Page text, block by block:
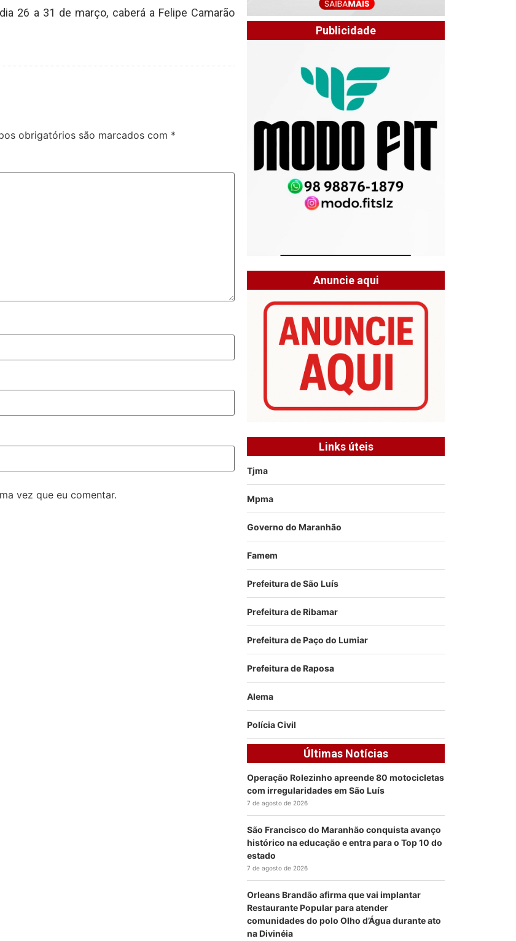
26 a 31 de março, caberá a Felipe Camarão
obrigatórios são marcados com *
vez que eu comentar.
Publicidade
Anuncie aqui
Links úteis
Tjma
Mpma
Governo do Maranhão
Famem
Prefeitura de São Luís
Prefeitura de Ribamar
Prefeitura de Paço do Lumiar
Prefeitura de Raposa
Alema
Polícia Civil
Últimas Notícias
Operação Rolezinho apreende 80 motocicletas
com irregularidades em São Luís
7 de agosto de 2026
São Francisco do Maranhão conquista avanço
histórico na educação e entra para o Top 10 do
estado
7 de agosto de 2026
Orleans Brandão afirma que vai implantar
Restaurante Popular para atender
comunidades do polo Olho d’Água durante ato
na Divinéia